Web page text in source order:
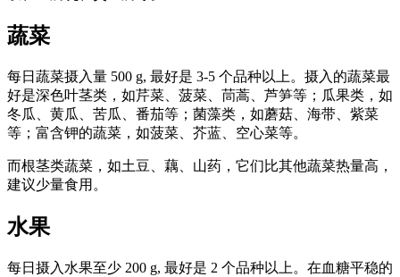
蔬菜
每日蔬菜摄入量 500 g, 最好是 3-5 个品种以上。摄入的蔬菜最
好是深色叶茎类，如芹菜、菠菜、茼蒿、芦笋等；瓜果类，如
冬瓜、黄瓜、苦瓜、番茄等；菌藻类，如蘑菇、海带、紫菜
等；富含钾的蔬菜，如菠菜、芥蓝、空心菜等。
而根茎类蔬菜，如土豆、藕、山药，它们比其他蔬菜热量高，
建议少量食用。
水果
每日摄入水果至少 200 g, 最好是 2 个品种以上。在血糖平稳的